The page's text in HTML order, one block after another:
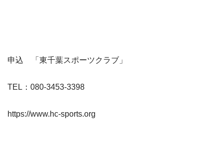
申込 「東千葉スポーツクラブ」
TEL：080-3453-3398
https://www.hc-sports.org